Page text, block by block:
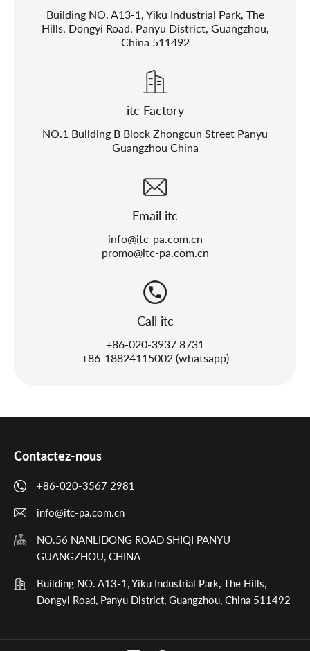
Building NO. A13-1, Yiku Industrial Park, The
Hills, Dongyi Road, Panyu District, Guangzhou,
China 511492
itc Factory
NO.1 Building B Block Zhongcun Street Panyu
Guangzhou China
Email itc
info@itc-pa.com.cn
promo@itc-pa.com.cn
Call itc
+86-020-3937 8731
+86-18824115002 (whatsapp)
Contactez-nous
+86-020-3567 2981
info@itc-pa.com.cn
NO.56 NANLIDONG ROAD SHIQI PANYU
GUANGZHOU, CHINA
Building NO. A13-1, Yiku Industrial Park, The Hills,
Dongyi Road, Panyu District, Guangzhou, China 511492